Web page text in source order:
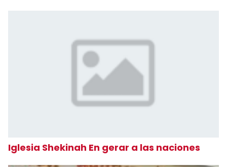
Iglesia Shekinah En gerar a las naciones